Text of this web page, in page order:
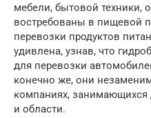
мебели, бытовой техники,
востребованы в пищевой
перевозки продуктов
удивлена, узнав, что
для перевозки
конечно же, они
компаниях, занимающихся
и области.